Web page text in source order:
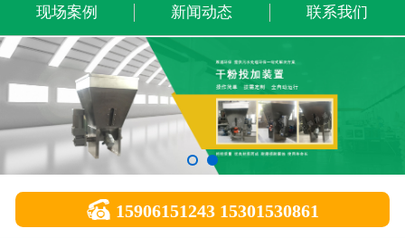
现场案例
新闻动态
现场案例 新闻动态 联系我们
 15906151243 15301530861